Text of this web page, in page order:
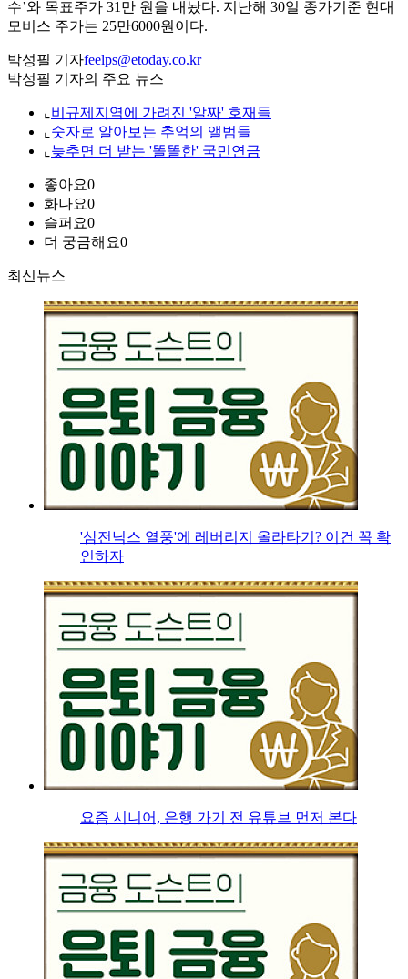
수’와 목표주가 31만 원을 내놨다. 지난해 30일 종가기준 현대
모비스 주가는 25만6000원이다.
박성필 기자feelps@etoday.co.kr
박성필 기자의 주요 뉴스
⌞ 비규제지역에 가려진 '알짜' 호재들
⌞ 숫자로 알아보는 추억의 앨범들
⌞ 늦추면 더 받는 '똘똘한' 국민연금
좋아요0
화나요0
슬퍼요0
더 궁금해요0
최신뉴스
'삼전닉스 열풍'에 레버리지 올라타기? 이건 꼭 확
인하자
요즘 시니어, 은행 가기 전 유튜브 먼저 본다